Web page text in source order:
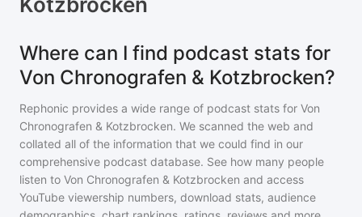
Where can I find podcast stats for
Von Chronografen & Kotzbrocken?
Rephonic provides a wide range of podcast stats for Von
Chronografen & Kotzbrocken. We scanned the web and
collated all of the information that we could find in our
comprehensive podcast database. See how many people
listen to Von Chronografen & Kotzbrocken and access
YouTube viewership numbers, download stats, audience